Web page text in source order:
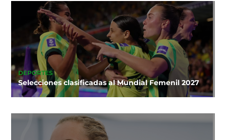
DEPORTES
Selecciones clasificadas al Mundial Femenil 2027